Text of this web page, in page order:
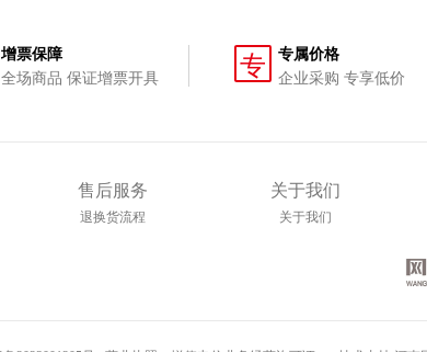
增票保障
全场商品 保证增票开具
专
专属价格
企业采购 专享低价
售后服务
退换货流程
关于我们
关于我们